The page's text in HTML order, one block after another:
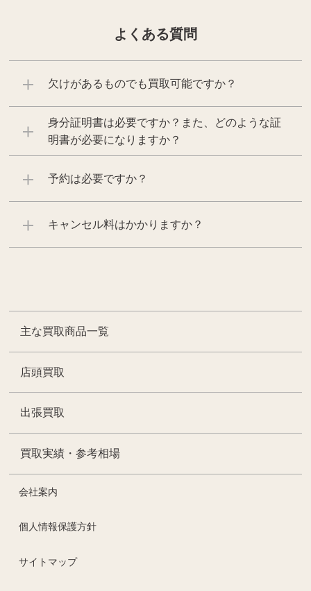
す。詳しくは店舗までお問い合わせください。
よくある質問
欠けがあるものでも買取可能ですか？
身分証明書は必要ですか？また、どのような証
明書が必要になりますか？
予約は必要ですか？
キャンセル料はかかりますか？
主な買取商品一覧
店頭買取
出張買取
買取実績・参考相場
会社案内
個人情報保護方針
サイトマップ